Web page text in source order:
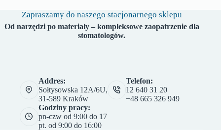
Zapraszamy do naszego stacjonarnego sklepu
Od narzędzi po materiały – kompleksowe zaopatrzenie dla
stomatologów.
Addres:
Sołtysowska 12A/6U,
31-589 Kraków
Telefon:
12 640 31 20
+48 665 326 949
Godziny pracy:
pn-czw od 9:00 do 17
pt. od 9:00 do 16:00